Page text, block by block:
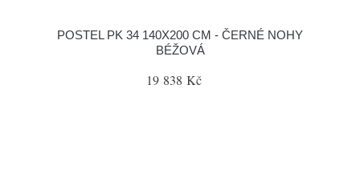
POSTEL PK 34 140X200 CM - ČERNÉ NOHY
BÉŽOVÁ
19 838 Kč